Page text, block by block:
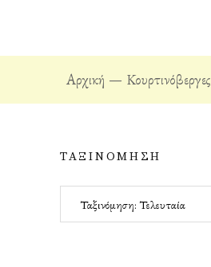
Αρχική Κουρτινόβεργες
ΤΑΞΙΝΟΜΗΣΗ